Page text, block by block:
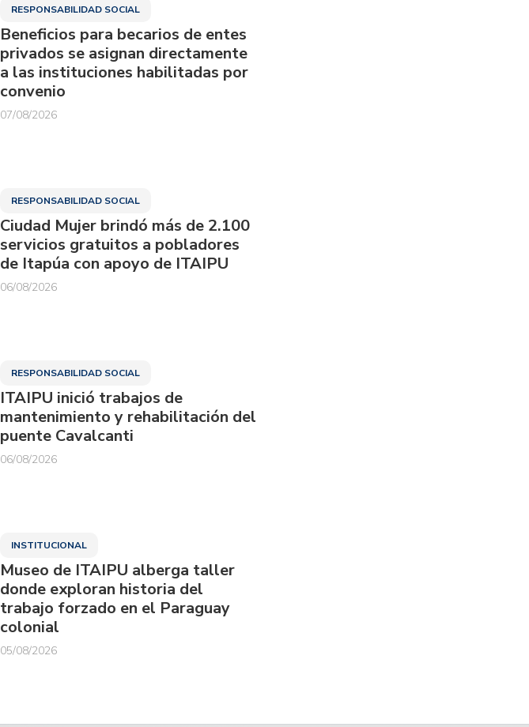
RESPONSABILIDAD SOCIAL
Beneficios para becarios de entes
privados se asignan directamente
a las instituciones habilitadas por
convenio
07/08/2026
RESPONSABILIDAD SOCIAL
Ciudad Mujer brindó más de 2.100
servicios gratuitos a pobladores
de Itapúa con apoyo de ITAIPU
06/08/2026
RESPONSABILIDAD SOCIAL
ITAIPU inició trabajos de
mantenimiento y rehabilitación del
puente Cavalcanti
06/08/2026
INSTITUCIONAL
Museo de ITAIPU alberga taller
donde exploran historia del
trabajo forzado en el Paraguay
colonial
05/08/2026